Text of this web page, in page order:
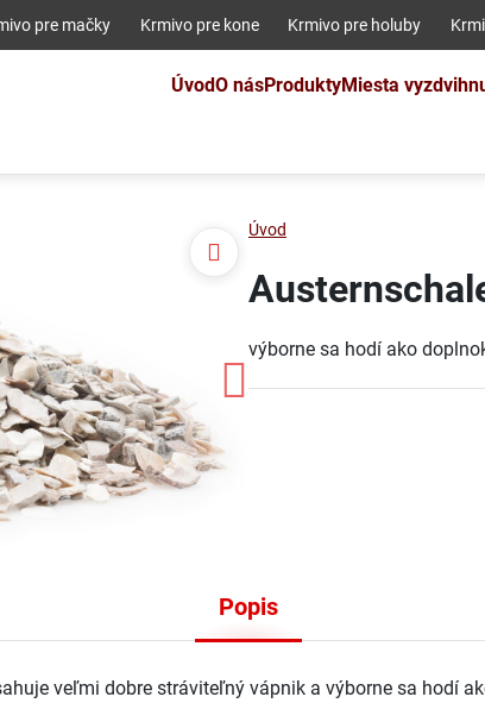
pre mačky Krmivo pre kone Krmivo pre holuby
ÚvodO násProduktyMiesta
Úvod
výborne sa hodí ako
Popis
veľmi dobre stráviteľný vápnik a výborne sa hodí